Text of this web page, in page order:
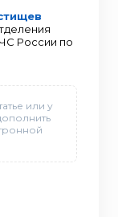
России по
или у